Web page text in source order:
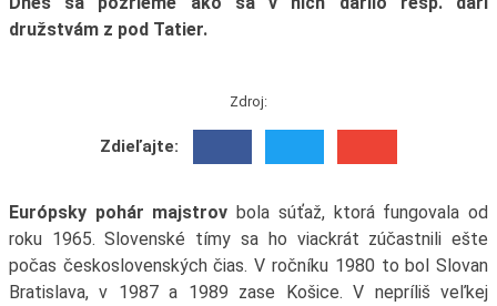
družstvám z pod Tatier.
Zdroj:
Zdieľajte:
Európsky pohár majstrov bola súťaž, ktorá fungovala od
roku 1965. Slovenské tímy sa ho viackrát zúčastnili ešte
počas československých čias. V ročníku 1980 to bol Slovan
Bratislava, v 1987 a 1989 zase Košice. V nepríliš veľkej